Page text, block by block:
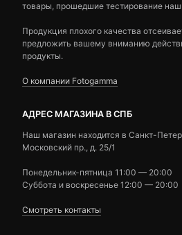
товары, прошедшие тестирование
Продукция плохого качества
предложить вашему вниманию
продукты.
О компании Fotogamma
АДРЕС МАГАЗИНА В СПБ
Наш магазин находится в Санкт-
Московский пр., д. 25/1
Понедельник-пятница 11:00 — 20:00
Суббота и воскресенье 12:00 — 20:00
Смотреть контакты